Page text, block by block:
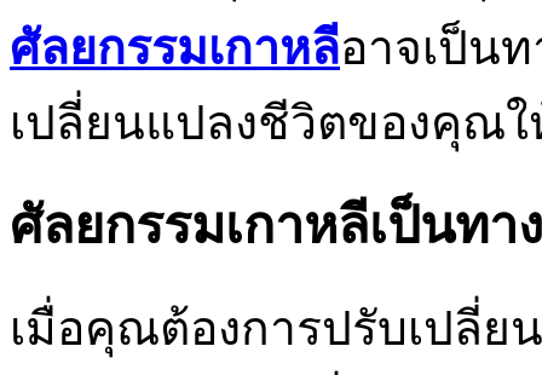
ศัลยกรรมเกาหลีอาจเป็น
เปลี่ยนแปลงชีวิตของคุ
ศัลยกรรมเกาหลีเป็นท
เมื่อคุณต้องการปรับเปลี่